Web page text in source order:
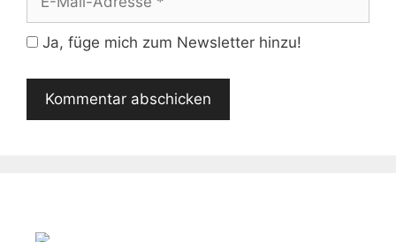
Mail-
Adresse
Ja, füge mich zum Newsletter hinzu!